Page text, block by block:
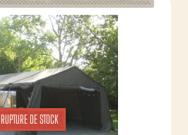
RUPTURE DE STOCK